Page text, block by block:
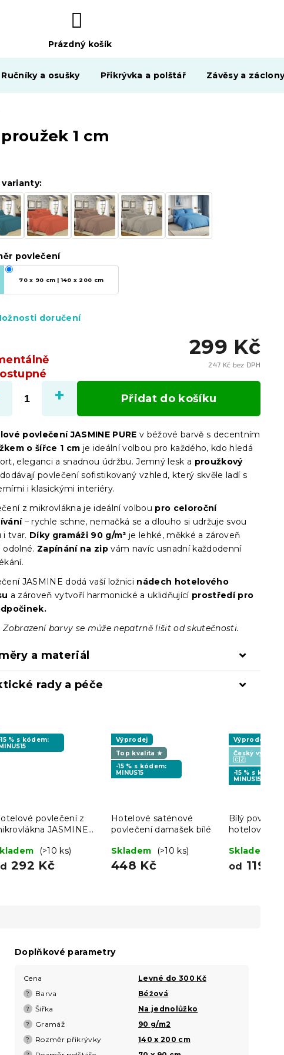
NÁKUPNÍ
KOŠÍK
Prázdný košík
Ručníky a osušky Přikrývka a polštář Závěsy a
1 cm
299 Kč
247 Kč bez DPH
cena:
varianty:
povlečení
70 x 90 cm | 140 x 200 cm
doručení
Přidat do košíku
povlečení JASMINE PURE v béžové barvě s decentním
o šířce 1 cm je ideální volbou pro každého, kdo hledá
eleganci a snadnou údržbu. Jemný lesk a proužkový
dodávají povlečení sofistikovaný vzhled, který skvěle ladí s
i klasickými interiéry.
z mikrovlákna je ideální volbou pro celoroční
– rychle schne, nemačká se a dlouho si udržuje svou
i tvar. Díky gramáži 90 g/m² je lehké, měkké a zároveň
odolné. Zapínání na zipvám navíc usnadní každodenní
JASMINE dodá vaší ložnici nádech hotelového
a zároveň vytvoří harmonické a uklidňující prostředí pro
Zobrazení barvy se může nepatrně lišit od skutečnosti.
a materiál
rady a péče
15 % s kódem:
povlečení z
JASMINE
(>10 ks)
292 Kč
Výprodej
Top kvalita ★
-15 % s kódem:
MINUS15
Hotelové saténové
povlečení damašek bílé
Skladem
(>10 ks)
448 Kč
Výprodej
Český
🇨🇿
-15 % s kódem:
MINUS15
Bílý povlak
hotelová
Skladem
od 119
Doplňkové parametry
Cena Levné do 300 Kč
? Barva Béžová
? Šířka Na jednolůžko
? Gramáž 90 g/m2
? Rozměr přikrývky 140 x 200 cm